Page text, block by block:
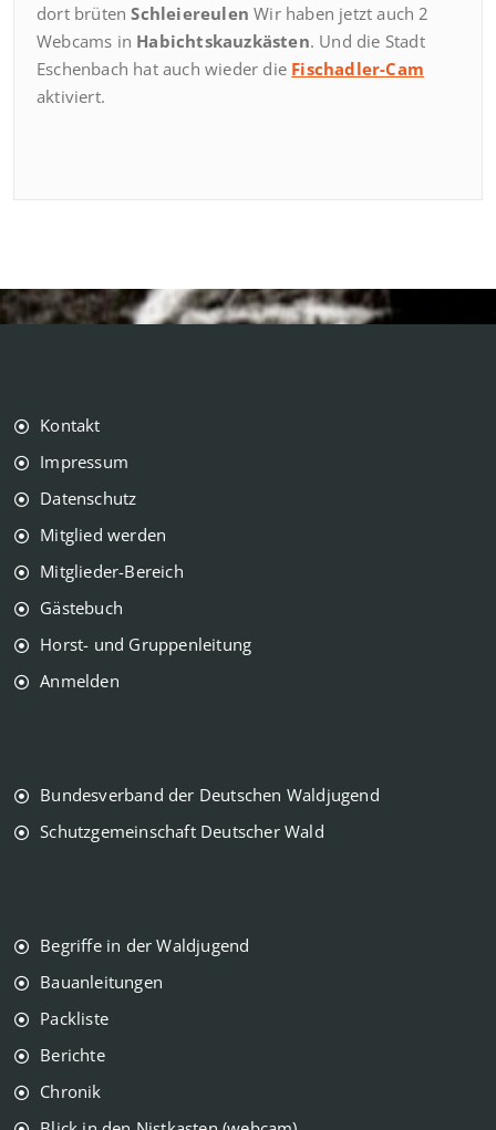
dort brütenSchleiereulen Wir haben jetzt auch 2
Webcams in Habichtskauzkästen. Und die Stadt
Eschenbach hat auch wieder die Fischadler-Cam
aktiviert.
Kontakt
Impressum
Datenschutz
Mitglied werden
Mitglieder-Bereich
Gästebuch
Horst- und Gruppenleitung
Anmelden
Bundesverband der Deutschen Waldjugend
Schutzgemeinschaft Deutscher Wald
Begriffe in der Waldjugend
Bauanleitungen
Packliste
Berichte
Chronik